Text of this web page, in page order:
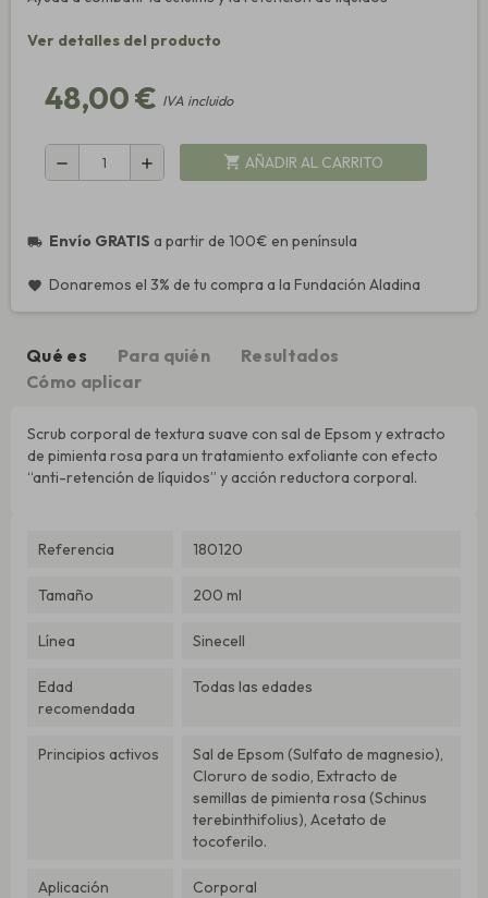
Ver detalles del producto
48,00 € IVA incluido
remove add shopping_cart AÑADIR AL CARRITO
local_shipping Envío GRATIS a partir de 100€ en península
favorite Donaremos el 3% de tu compra a la Fundación Aladina
Qué es Para quién
Resultados
Cómo aplicar
Scrub corporal de textura suave con sal de Epsom y extracto
de pimienta rosa para un tratamiento exfoliante con efecto
“anti-retención de líquidos” y acción reductora corporal.
Referencia 180120
Tamaño 200 ml
Línea Sinecell
Edad
recomendada
Todas las edades
Principios activos
Sal de Epsom (Sulfato de magnesio),
Cloruro de sodio, Extracto de
semillas de pimienta rosa (Schinus
terebinthifolius), Acetato de
tocoferilo.
Aplicación Corporal